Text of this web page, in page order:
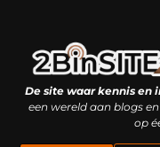
De site waar kennis en
een wereld aan blogs
op